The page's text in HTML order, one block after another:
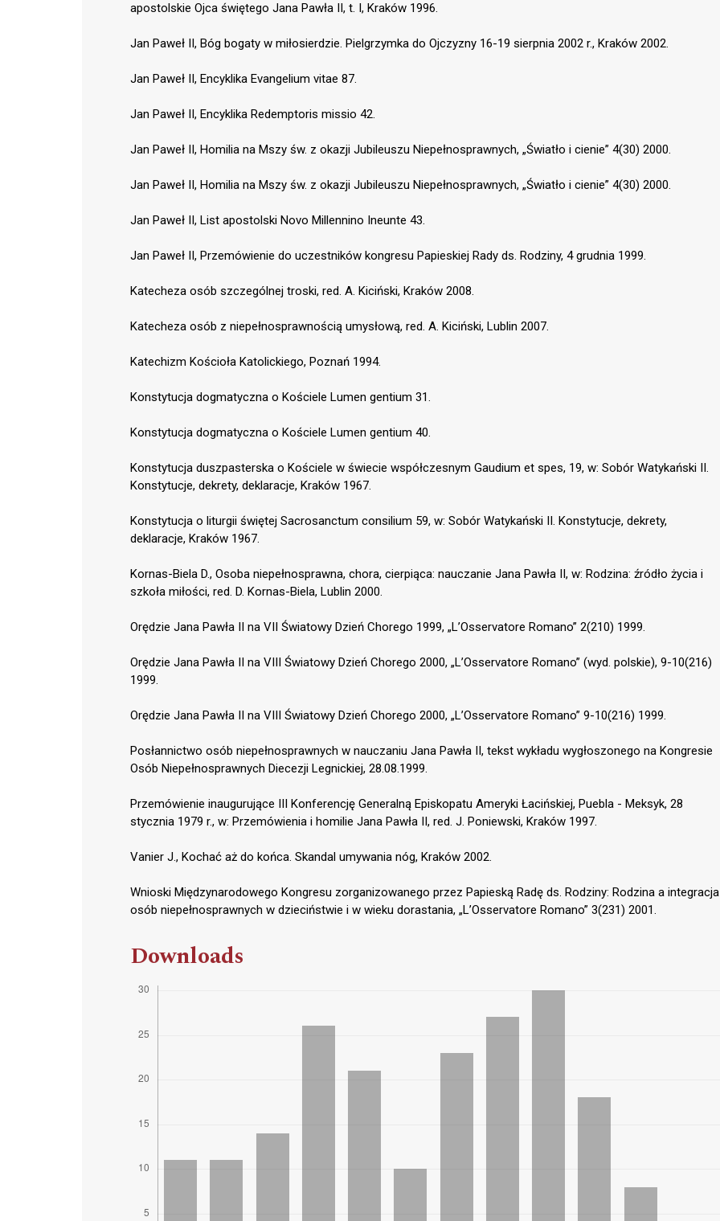
apostolskie Ojca świętego Jana Pawła II, t. I, Kraków 1996.
Jan Paweł II, Bóg bogaty w miłosierdzie. Pielgrzymka do Ojczyzny 16-19 sierpnia 2002 r., Kraków 2002.
Jan Paweł II, Encyklika Evangelium vitae 87.
Jan Paweł II, Encyklika Redemptoris missio 42.
Jan Paweł II, Homilia na Mszy św. z okazji Jubileuszu Niepełnosprawnych, „Światło i cienie” 4(30) 2000.
Jan Paweł II, Homilia na Mszy św. z okazji Jubileuszu Niepełnosprawnych, „Światło i cienie” 4(30) 2000.
Jan Paweł II, List apostolski Novo Millennino Ineunte 43.
Jan Paweł II, Przemówienie do uczestników kongresu Papieskiej Rady ds. Rodziny, 4 grudnia 1999.
Katecheza osób szczególnej troski, red. A. Kiciński, Kraków 2008.
Katecheza osób z niepełnosprawnością umysłową, red. A. Kiciński, Lublin 2007.
Katechizm Kościoła Katolickiego, Poznań 1994.
Konstytucja dogmatyczna o Kościele Lumen gentium 31.
Konstytucja dogmatyczna o Kościele Lumen gentium 40.
Konstytucja duszpasterska o Kościele w świecie współczesnym Gaudium et spes, 19, w: Sobór Watykański II.
Konstytucje, dekrety, deklaracje, Kraków 1967.
Konstytucja o liturgii świętej Sacrosanctum consilium 59, w: Sobór Watykański II. Konstytucje, dekrety,
deklaracje, Kraków 1967.
Kornas-Biela D., Osoba niepełnosprawna, chora, cierpiąca: nauczanie Jana Pawła II, w: Rodzina: źródło życia i
szkoła miłości, red. D. Kornas-Biela, Lublin 2000.
Orędzie Jana Pawła II na VII Światowy Dzień Chorego 1999, „L’Osservatore Romano” 2(210) 1999.
Orędzie Jana Pawła II na VIII Światowy Dzień Chorego 2000, „L’Osservatore Romano” (wyd. polskie), 9-10(216)
1999.
Orędzie Jana Pawła II na VIII Światowy Dzień Chorego 2000, „L’Osservatore Romano” 9-10(216) 1999.
Posłannictwo osób niepełnosprawnych w nauczaniu Jana Pawła II, tekst wykładu wygłoszonego na Kongresie
Osób Niepełnosprawnych Diecezji Legnickiej, 28.08.1999.
Przemówienie inaugurujące III Konferencję Generalną Episkopatu Ameryki Łacińskiej, Puebla - Meksyk, 28
stycznia 1979 r., w: Przemówienia i homilie Jana Pawła II, red. J. Poniewski, Kraków 1997.
Vanier J., Kochać aż do końca. Skandal umywania nóg, Kraków 2002.
Wnioski Międzynarodowego Kongresu zorganizowanego przez Papieską Radę ds. Rodziny: Rodzina a integracja
osób niepełnosprawnych w dzieciństwie i w wieku dorastania, „L’Osservatore Romano” 3(231) 2001.
Downloads